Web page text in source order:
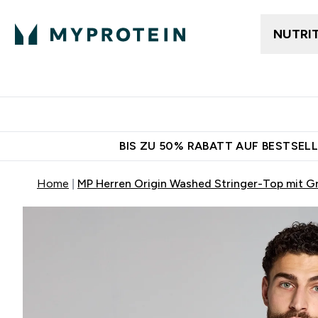
BIS ZU 50% RABATT AUF
Home MP Herren Origin Washed Stringer-Top mit